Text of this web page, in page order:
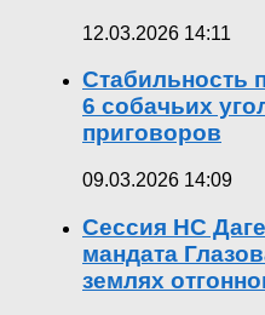
12.03.2026 14:11
Стабильность
6 собачьих
приговоров
09.03.2026 14:09
Сессия НС
мандата
землях